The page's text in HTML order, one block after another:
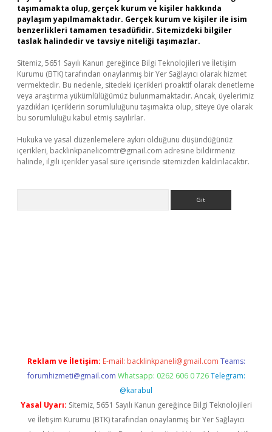
taşımamakta olup, gerçek kurum ve kişiler hakkında
paylaşım yapılmamaktadır. Gerçek kurum ve kişiler ile isim
benzerlikleri tamamen tesadüfidir. Sitemizdeki bilgiler
taslak halindedir ve tavsiye niteliği taşımazlar.
Sitemiz, 5651 Sayılı Kanun gereğince Bilgi Teknolojileri ve İletişim
Kurumu (BTK) tarafından onaylanmış bir Yer Sağlayıcı olarak hizmet
vermektedir. Bu nedenle, sitedeki içerikleri proaktif olarak denetleme
veya araştırma yükümlülüğümüz bulunmamaktadır. Ancak, üyelerimiz
yazdıkları içeriklerin sorumluluğunu taşımakta olup, siteye üye olarak
bu sorumluluğu kabul etmiş sayılırlar.
Hukuka ve yasal düzenlemelere aykırı olduğunu düşündüğünüz
içerikleri, backlinkpanelicomtr@gmail.com adresine bildirmeniz
halinde, ilgili içerikler yasal süre içerisinde sitemizden kaldırılacaktır.
Reklam ve İletişim: E-mail: backlinkpaneli@gmail.com Teams:
forumhizmeti@gmail.com Whatsapp: 0262 606 0 726 Telegram:
@karabul
Yasal Uyarı: Sitemiz, 5651 Sayılı Kanun gereğince Bilgi Teknolojileri
ve İletişim Kurumu (BTK) tarafından onaylanmış bir Yer Sağlayıcı